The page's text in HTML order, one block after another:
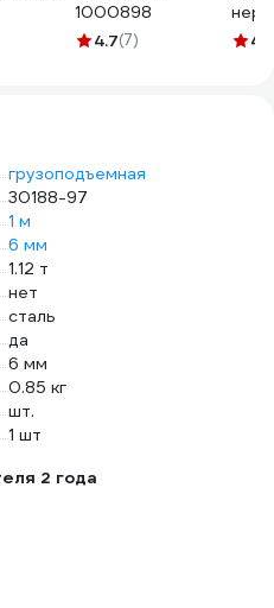
1000898
4.7(7)
шт.4.9
грузоподъемная
30188-97
1 м
6 мм
1.12 т
нет
сталь
да
6 мм
0.85 кг
шт.
1 шт
2 года